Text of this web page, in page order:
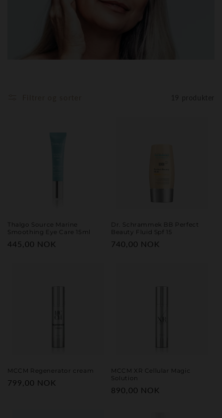
19 produkter
Thalgo Source Marine
Smoothing Eye Care 15ml
Vanlig
445,00 NOK
Dr. Schrammek BB Perfect
Beauty Fluid Spf 15
Vanlig
740,00 NOK
MCCM Regenerator cream
Vanlig
799,00 NOK
MCCM XR Cellular Magic
Solution
Vanlig
890,00 NOK